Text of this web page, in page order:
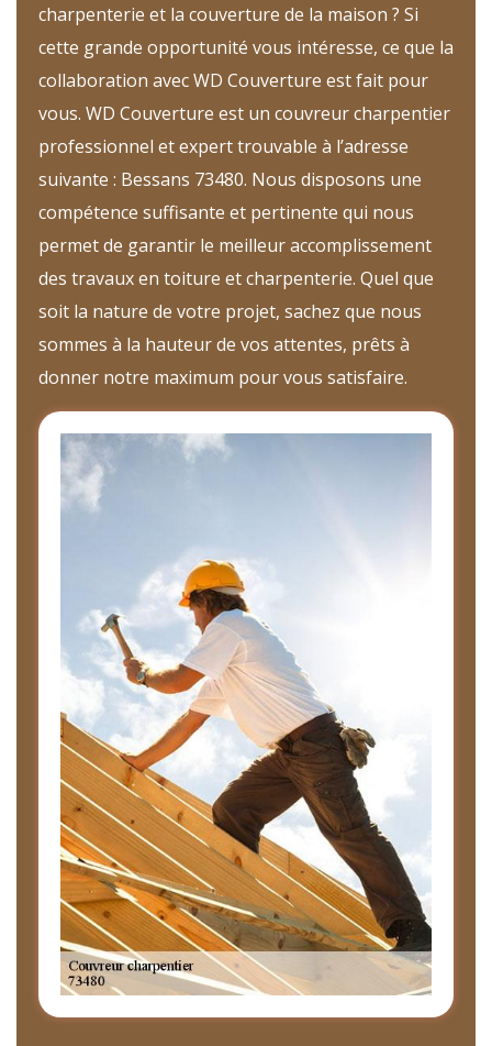
charpenterie et la couverture de la maison ? Si
cette grande opportunité vous intéresse, ce que la
collaboration avec WD Couverture est fait pour
vous. WD Couverture est un couvreur charpentier
professionnel et expert trouvable à l’adresse
suivante : Bessans 73480. Nous disposons une
compétence suffisante et pertinente qui nous
permet de garantir le meilleur accomplissement
des travaux en toiture et charpenterie. Quel que
soit la nature de votre projet, sachez que nous
sommes à la hauteur de vos attentes, prêts à
donner notre maximum pour vous satisfaire.